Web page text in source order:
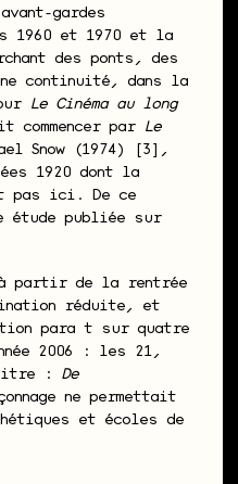
gardes
1960 et 1970 et la
des ponts, des
continuité, dans la
Le Cinéma au long
par Le
Snow (1974) [3],
1920 dont la
pas ici. De ce
étude publiée sur
partir de la rentrée
réduite, et
paraît sur quatre
2006 : les 21,
titre : De
ne permettait
et écoles de